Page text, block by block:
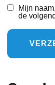
Mijn
de